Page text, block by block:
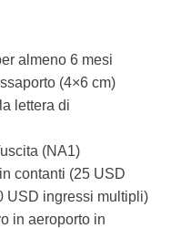
almeno 6 mesi
(4×6 cm)
lettera di
(NA1)
contanti (25 USD
USD ingressi multipli)
in aeroporto in